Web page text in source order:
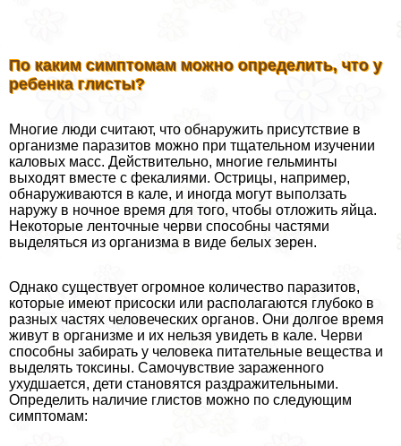
По каким симптомам можно определить, что у
ребенка глисты?
Многие люди считают, что обнаружить присутствие в
организме паразитов можно при тщательном изучении
каловых масс. Действительно, многие гельминты
выходят вместе с фекалиями. Острицы, например,
обнаруживаются в кале, и иногда могут выползать
наружу в ночное время для того, чтобы отложить яйца.
Некоторые ленточные черви способны частями
выделяться из организма в виде белых зерен.
Однако существует огромное количество паразитов,
которые имеют присоски или располагаются глубоко в
разных частях человеческих органов. Они долгое время
живут в организме и их нельзя увидеть в кале. Черви
способны забирать у человека питательные вещества и
выделять токсины. Самочувствие зараженного
ухудшается, дети становятся раздражительными.
Определить наличие глистов можно по следующим
симптомам: